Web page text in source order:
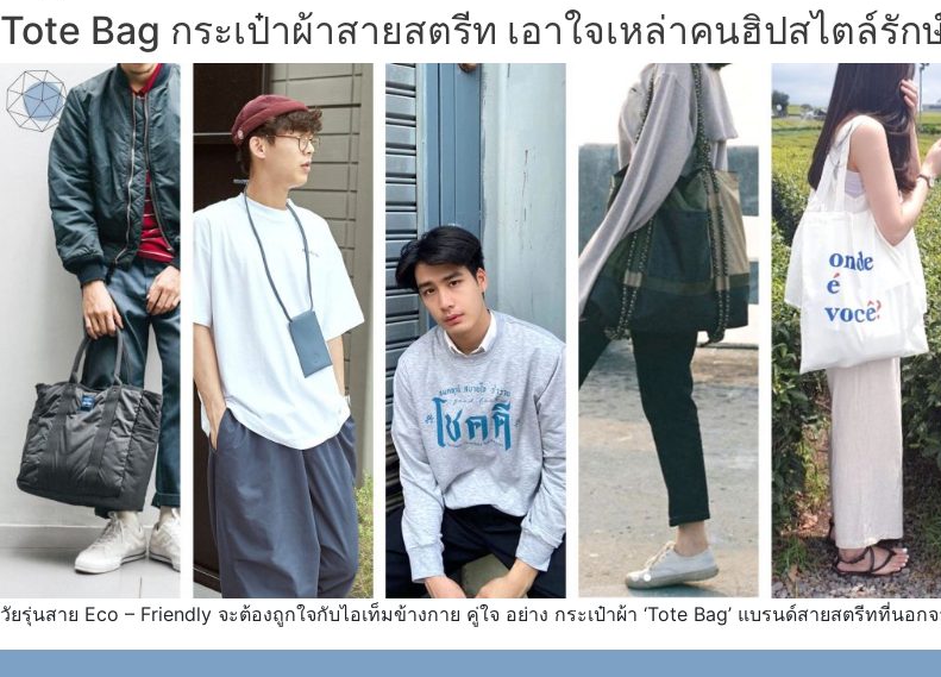
Tote Bag กระเป๋าผ้าสายสตรีท เอาใจเหล่าคนฮิปสไตล์รัก
วัยรุ่นสาย Eco – Friendly จะต้องถูกใจกับไอเท็มข้างกาย คู่ใจ อย่าง กระเป๋าผ้า ‘Tote Bag’ แบรนด์สายสตรีทที่นอก